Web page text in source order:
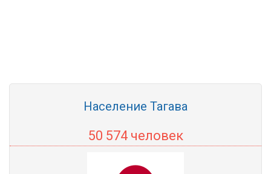
Население Тагава
50 574 человек